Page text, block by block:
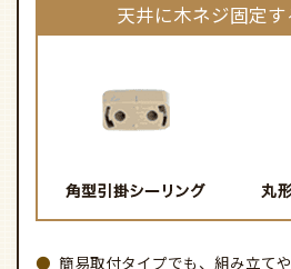
天井に木ネジ固定す
簡易取付タイプでも、組み立て